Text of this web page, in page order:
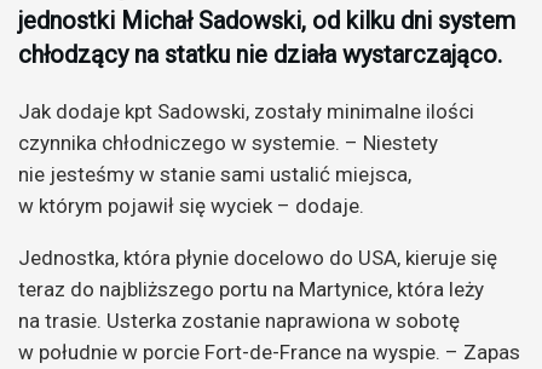
jednostki Michał Sadowski, od kilku dni system
chłodzący na statku nie działa wystarczająco.
Jak dodaje kpt Sadowski, zostały minimalne ilości
czynnika chłodniczego w systemie. – Niestety
nie jesteśmy w stanie sami ustalić miejsca,
w którym pojawił się wyciek – dodaje.
Jednostka, która płynie docelowo do USA, kieruje się
teraz do najbliższego portu na Martynice, która leży
na trasie. Usterka zostanie naprawiona w sobotę
w południe w porcie Fort-de-France na wyspie. – Zapas